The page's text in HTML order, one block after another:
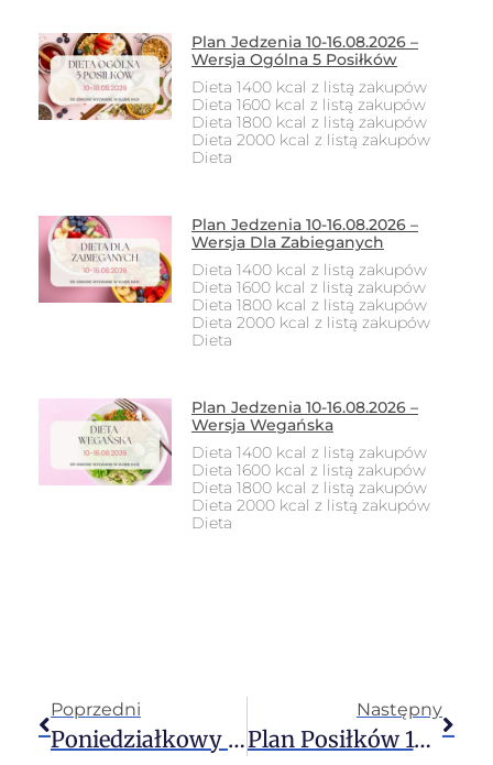
Plan Jedzenia 10-16.08.2026 –
Wersja Ogólna 5 Posiłków
Dieta 1400 kcal z listą zakupów
Dieta 1600 kcal z listą zakupów
Dieta 1800 kcal z listą zakupów
Dieta 2000 kcal z listą zakupów
Dieta
Plan Jedzenia 10-16.08.2026 –
Wersja Dla Zabieganych
Dieta 1400 kcal z listą zakupów
Dieta 1600 kcal z listą zakupów
Dieta 1800 kcal z listą zakupów
Dieta 2000 kcal z listą zakupów
Dieta
Plan Jedzenia 10-16.08.2026 –
Wersja Wegańska
Dieta 1400 kcal z listą zakupów
Dieta 1600 kcal z listą zakupów
Dieta 1800 kcal z listą zakupów
Dieta 2000 kcal z listą zakupów
Dieta
Poprzedni
Poniedziałkowy Detoks 03.07.2023
Następny
Plan Posiłków 10-16.07.2023 – Dieta Wegetariańska